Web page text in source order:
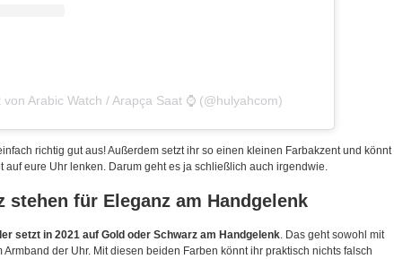
Arabic Watch / Arapça Saat ⌚ (@hulyahcom)
richtig gut aus! Außerdem setzt ihr so einen kleinen Farbakzent und könnt
auf eure Uhr lenken. Darum geht es ja schließlich auch irgendwie.
stehen für Eleganz am Handgelenk
setzt in 2021 auf Gold oder Schwarz am Handgelenk . Das geht sowohl mit
der Uhr. Mit diesen beiden Farben könnt ihr praktisch nichts falsch